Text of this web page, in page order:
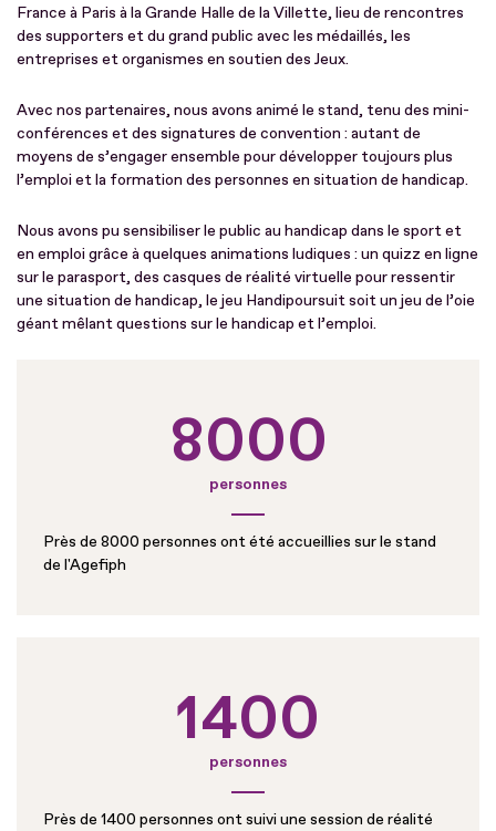
France à Paris à la Grande Halle de la Villette, lieu de rencontres
des supporters et du grand public avec les médaillés, les
entreprises et organismes en soutien des Jeux.
Avec nos partenaires, nous avons animé le stand, tenu des mini-
conférences et des signatures de convention : autant de
moyens de s’engager ensemble pour développer toujours plus
l’emploi et la formation des personnes en situation de handicap.
Nous avons pu sensibiliser le public au handicap dans le sport et
en emploi grâce à quelques animations ludiques : un quizz en ligne
sur le parasport, des casques de réalité virtuelle pour ressentir
une situation de handicap, le jeu Handipoursuit soit un jeu de l’oie
géant mêlant questions sur le handicap et l’emploi.
8000
personnes
Près de 8000 personnes ont été accueillies sur le stand
de l'Agefiph
1400
personnes
Près de 1400 personnes ont suivi une session de réalité